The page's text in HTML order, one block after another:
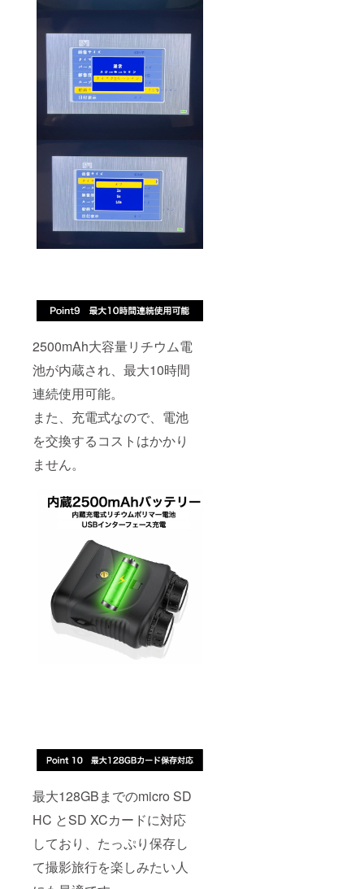
2500mAh大容量リチウム電
池が内蔵され、最大10時間
連続使用可能。
また、充電式なので、電池
を交換するコストはかかり
ません。
最大128GBまでのmicro SD
HC とSD XCカードに対応
しており、たっぷり保存し
て撮影旅行を楽しみたい人